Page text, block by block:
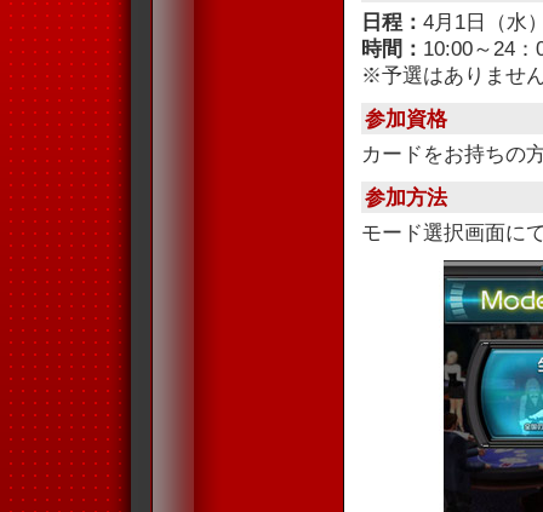
日程： 4月1日（水
時間： 10:00～24：
※予選はありませ
参加資格
カードをお持ちの
参加方法
モード選択画面に